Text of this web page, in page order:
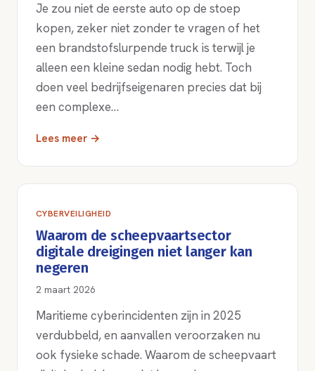
Je zou niet de eerste auto op de stoep
kopen, zeker niet zonder te vragen of het
een brandstofslurpende truck is terwijl je
alleen een kleine sedan nodig hebt. Toch
doen veel bedrijfseigenaren precies dat bij
een complexe…
Lees meer →
CYBERVEILIGHEID
Waarom de scheepvaartsector
digitale dreigingen niet langer kan
negeren
2 maart 2026
Maritieme cyberincidenten zijn in 2025
verdubbeld, en aanvallen veroorzaken nu
ook fysieke schade. Waarom de scheepvaart